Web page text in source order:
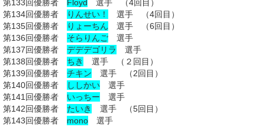
第133回優勝者 Floyd 選手 （4回目）
第134回優勝者
りんせい！ 選手 （4回目）
第135回優勝者
りょーちん 選手
（6回目）
第136回優勝者 そらりんご 選手
第137回優勝者 デデデゴリラ
選手
第138回優勝者 ちき
選手 （２回目）
第139回優勝者 チキン 選手 （2回目）
第140回優勝者
ししかい 選手
第141回優勝者 いっちー 選手
第142回優勝者 たいき
選手 （5回目）
第143回優勝者 mono 選手